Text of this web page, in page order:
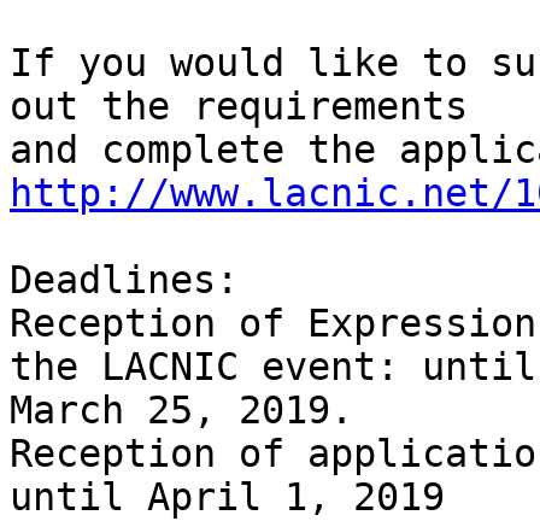
If you would like to
out the requirements
http://www.lacnic.net/
Deadlines:
Reception of
the LACNIC event:
March 25, 2019.
Reception of
until April 1, 2019